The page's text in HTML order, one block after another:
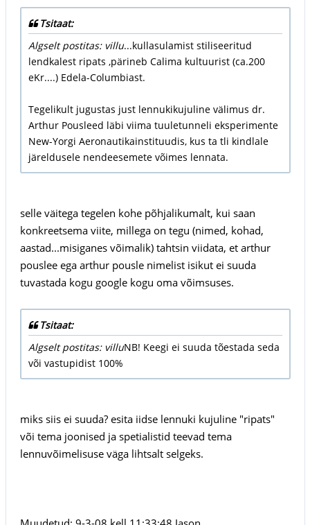
Tsitaat:
Algselt postitas: villu...kullasulamist stiliseeritud
lendkalest ripats ,pärineb Calima kultuurist (ca.200
eKr....) Edela-Columbiast.
Tegelikult jugustas just lennukikujuline välimus dr.
Arthur Pousleed läbi viima tuuletunneli eksperimente
New-Yorgi Aeronautikainstituudis, kus ta tli kindlale
järeldusele nendeesemete võimes lennata.
selle väitega tegelen kohe põhjalikumalt, kui saan
konkreetsema viite, millega on tegu (nimed, kohad,
aastad...misiganes võimalik) tahtsin viidata, et arthur
pouslee ega arthur pousle nimelist isikut ei suuda
tuvastada kogu google kogu oma võimsuses.
Tsitaat:
Algselt postitas: villuNB! Keegi ei suuda tõestada seda
või vastupidist 100%
miks siis ei suuda? esita iidse lennuki kujuline "ripats"
või tema joonised ja spetialistid teevad tema
lennuvõimelisuse väga lihtsalt selgeks.